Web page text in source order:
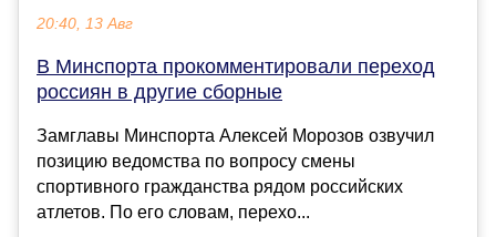
20:40, 13 Авг
В Минспорта прокомментировали переход
россиян в другие сборные
Замглавы Минспорта Алексей Морозов озвучил
позицию ведомства по вопросу смены
спортивного гражданства рядом российских
атлетов. По его словам, перехо...